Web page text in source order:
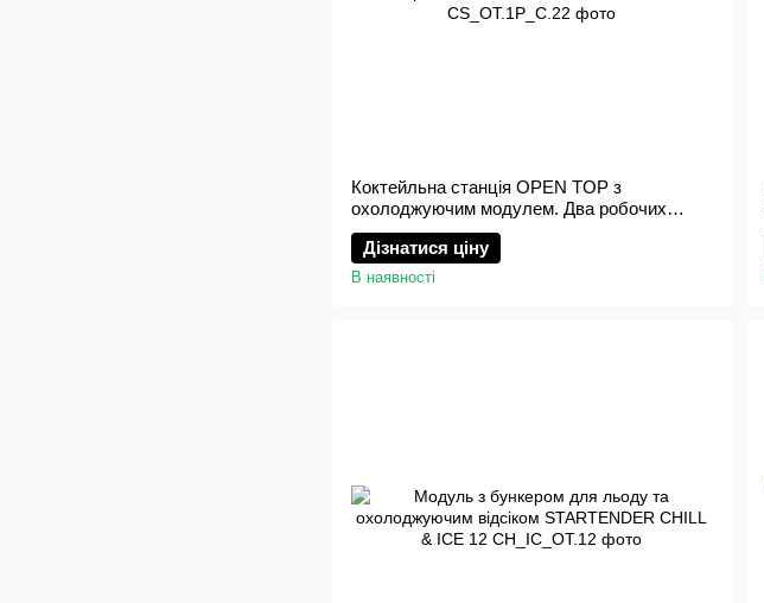
Коктейльна станція OPEN TOP з
охолоджуючим модулем. Два робочих
місця бармена. STARTENDER cold SOLO
Дізнатися ціну
В наявності